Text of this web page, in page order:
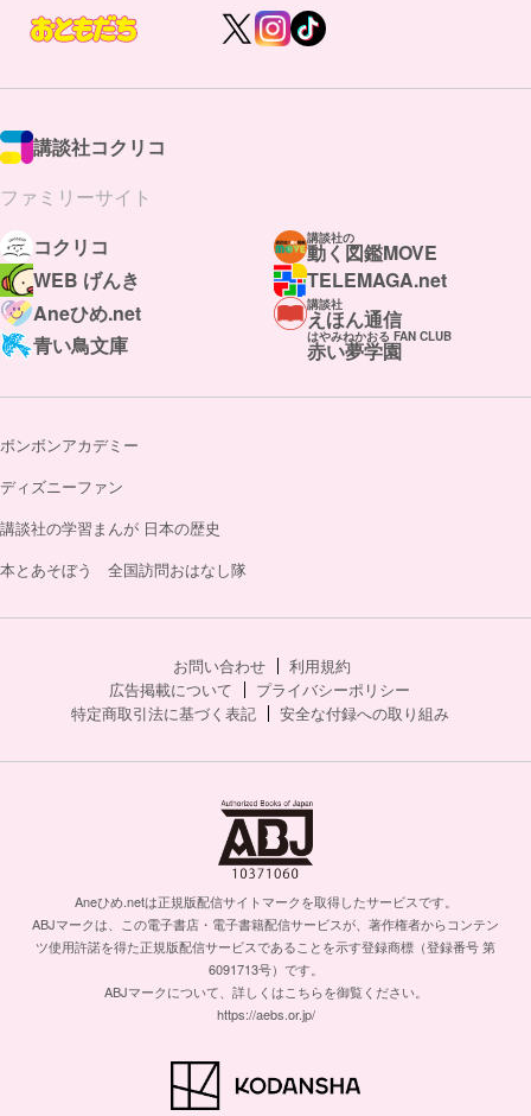
講談社コクリコ
ファミリーサイト
コクリコ
講談社の
動く図鑑MOVE
WEB げんき
TELEMAGA.net
Aneひめ.net
講談社
えほん通信
青い鳥文庫
はやみねかおる FAN CLUB
赤い夢学園
ボンボンアカデミー
ディズニーファン
講談社の学習まんが 日本の歴史
本とあそぼう 全国訪問おはなし隊
お問い合わせ
利用規約
広告掲載について
プライバシーポリシー
特定商取引法に基づく表記
安全な付録への取り組み
Aneひめ.netは正規版配信サイトマークを取得したサービスです。
ABJマークは、この電子書店・電子書籍配信サービスが、著作権者からコンテン
ツ使用許諾を得た正規版配信サービスであることを示す登録商標（登録番号 第
6091713号）です。
ABJマークについて、詳しくはこちらを御覧ください。
https://aebs.or.jp/